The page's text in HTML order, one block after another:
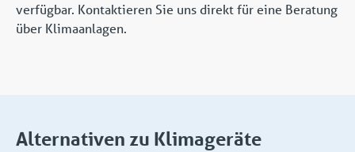
verfügbar. Kontaktieren Sie uns direkt für eine Beratung
über Klimaanlagen.
Alternativen zu Klimageräte